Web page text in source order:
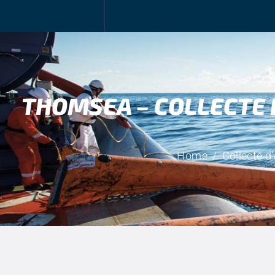
THOMSEA –
Home Collecte